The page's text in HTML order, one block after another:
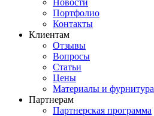
Новости
Портфолио
Контакты
Клиентам
Отзывы
Вопросы
Статьи
Цены
Материалы и фурнитура
Партнерам
Партнерская программа